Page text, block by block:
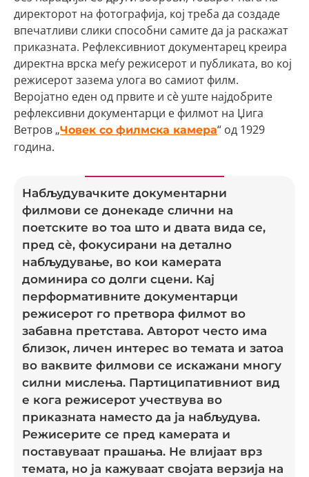
директорот на фотографија, кој треба да создаде
впечатливи слики способни самите да ја раскажат
приказната. Рефлексивниот документарец креира
директна врска меѓу режисерот и публиката, во кој
режисерот зазема улога во самиот филм.
Веројатно еден од првите и сè уште најдобрите
рефлексивни документарци е филмот на Џига
Ветров „Човек со филмска камера“ од 1929
година.
Набљудувачките документарни
филмови се донекаде слични на
поетските во тоа што и двата вида се,
пред сè, фокусирани на детално
набљудување, во кои камерата
доминира со долги сцени. Кај
перформативните документарци
режисерот го претвора филмот во
забавна претстава. Авторот често има
близок, личен интерес во темата и затоа
во ваквите филмови се искажани многу
силни мислења. Партиципативниот вид
е кога режисерот учествува во
приказната наместо да ја набљудува.
Режисерите се пред камерата и
поставуваат прашања. Не влијаат врз
темата, но ја кажуваат својата верзија на